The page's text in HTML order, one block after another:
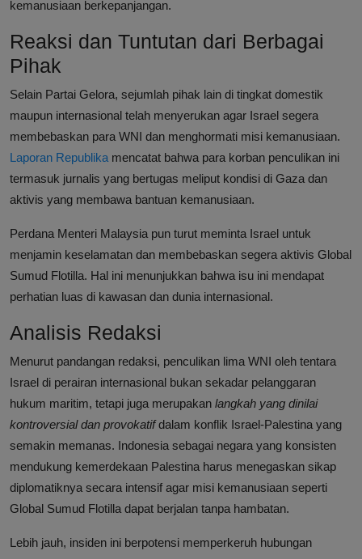
kemanusiaan berkepanjangan.
Reaksi dan Tuntutan dari Berbagai
Pihak
Selain Partai Gelora, sejumlah pihak lain di tingkat domestik
maupun internasional telah menyerukan agar Israel segera
membebaskan para WNI dan menghormati misi kemanusiaan.
Laporan Republika mencatat bahwa para korban penculikan ini
termasuk jurnalis yang bertugas meliput kondisi di Gaza dan
aktivis yang membawa bantuan kemanusiaan.
Perdana Menteri Malaysia pun turut meminta Israel untuk
menjamin keselamatan dan membebaskan segera aktivis Global
Sumud Flotilla. Hal ini menunjukkan bahwa isu ini mendapat
perhatian luas di kawasan dan dunia internasional.
Analisis Redaksi
Menurut pandangan redaksi, penculikan lima WNI oleh tentara
Israel di perairan internasional bukan sekadar pelanggaran
hukum maritim, tetapi juga merupakan langkah yang dinilai
kontroversial dan provokatifdalam konflik Israel-Palestina yang
semakin memanas. Indonesia sebagai negara yang konsisten
mendukung kemerdekaan Palestina harus menegaskan sikap
diplomatiknya secara intensif agar misi kemanusiaan seperti
Global Sumud Flotilla dapat berjalan tanpa hambatan.
Lebih jauh, insiden ini berpotensi memperkeruh hubungan